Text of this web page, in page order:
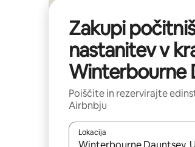
Zakupi
nastanitev v
Winterbourne
Poiščite in rezervirajte
Airbnbju
Lokacija
Ko so rezultati na voljo,